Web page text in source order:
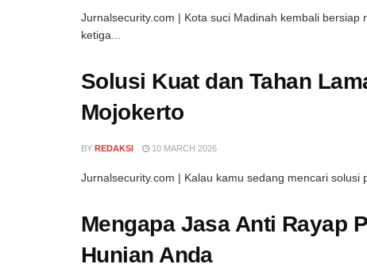
Jurnalsecurity.com | Kota suci Madinah kembali
ketiga...
Solusi Kuat dan Tahan
Mojokerto
BY REDAKSI 10 MARCH 2026
Jurnalsecurity.com | Kalau kamu sedang mencari solusi
Mengapa Jasa Anti Rayap
Hunian Anda